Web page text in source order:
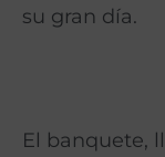
su gran día.
El banquete,